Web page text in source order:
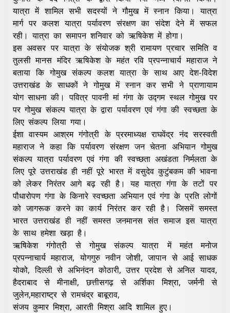
यात्रा में शामिल सभी सदस्यों ने गौमुख में स्नान किया। यात्रा
मार्ग पर कलश यात्रा पर्यावरण संरक्षण का संदेश देने में सफल
रही। यात्रा का समापन शनिवार को ऋषिकेश में होगा।
इस अवसर पर यात्रा के संयोजक श्री रामायण प्रचार समिति व
तुलसी मानस मंदिर ऋषिकेश के महंत रवि प्रपन्नाचार्य महाराज ने
बताया कि गोमुख संकल्प कलश यात्रा के साथ आए देश-विदेश
उत्तराखंड के साधकों ने गोमुख में स्नान कर सभी ने प्राणायाम
योग साधना की। पवित्र पावनी मां गंगा के उद्गम स्थल गोमुख पर
पर गोमुख संकल्प यात्रा के द्वारा पर्यावरण एवं गंगा की स्वच्छता के
लिए संकल्प लिया गया।
ईशा वास्यम आश्रम गंगोत्री के प्ररमाध्यक्ष राघवेंद्र नंद सरस्वती
महाराज ने कहा कि पर्यावरण संरक्षण जन चेतना अभियान गोमुख
संकल्प यात्रा पर्यावरण एवं गंगा की स्वच्छता अखंडता निर्मलता के
लिए पूरे उत्तराखंड ही नहीं पूरे भारत में वसुदेव कुटुंबकम की भावना
को लेकर निरंतर आगे बढ़ रही है। यह यात्रा गंगा के तटों पर
पौधारोपण गंगा के किनारे स्वच्छता अभियान एवं गंगा के प्रति लोगों
को जागरूक करने का कार्य निरंतर कर रही है। जिसमें समस्त
भारत उत्तराखंड ही नहीं समस्त जनमानस संत समाज इस यात्रा
के साथ हमेशा खड़ा है।
ऋषिकेश गंगोत्री से गोमुख संकल्प यात्रा में महंत मनोज
प्रपन्नाचार्य महाराज, योगगुरु नवीन जोशी, जापान से आई साधक
योको, दिल्ली से अभिनंदन कोठारी, उत्तर प्रदेश से अनिल यादव,
हैदराबाद से मीनाक्षी, छत्तीसगढ़ से अर्शिका मिश्रा, जर्मनी से
जुलेन,महाराष्ट्र से रामचंद्र बाबूराव,
संजय कुमार मिश्रा, आरती मिश्रा आदि शामिल हुए।